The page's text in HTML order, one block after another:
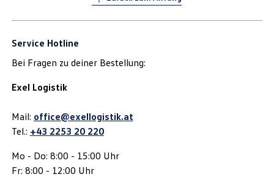
Service Hotline
Bei Fragen zu deiner Bestellung:
Exel Logistik
Mail: office@exellogistik.at
Tel.: +43 2253 20 220
Mo - Do: 8:00 - 15:00 Uhr
Fr: 8:00 - 12:00 Uhr